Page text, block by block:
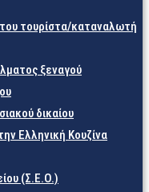
τουρίστα/καταναλωτή
ξεναγού
δικαίου
Ελληνική Κουζίνα
(Σ.Ε.Ο.)